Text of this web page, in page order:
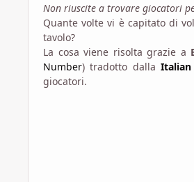
Non riuscite a trovare giocatori
Quante volte vi è capitato di
tavolo?
La cosa viene risolta grazie a
Number) tradotto dallaItalian
giocatori.